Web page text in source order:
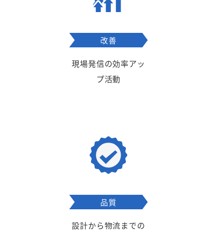
改善
現場発信の効率アッ
プ活動
品質
設計から物流までの